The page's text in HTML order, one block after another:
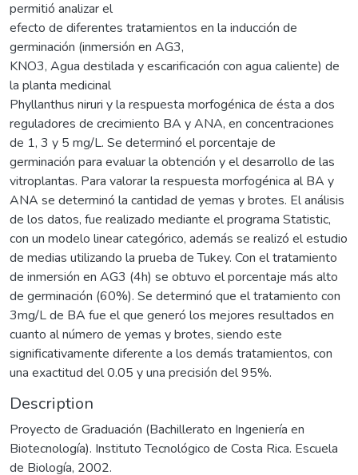
permitió analizar el
efecto de diferentes tratamientos en la inducción de
germinación (inmersión en AG3,
KNO3, Agua destilada y escarificación con agua caliente) de
la planta medicinal
Phyllanthus niruri y la respuesta morfogénica de ésta a dos
reguladores de crecimiento BA y ANA, en concentraciones
de 1, 3 y 5 mg/L. Se determinó el porcentaje de
germinación para evaluar la obtención y el desarrollo de las
vitroplantas. Para valorar la respuesta morfogénica al BA y
ANA se determinó la cantidad de yemas y brotes. El análisis
de los datos, fue realizado mediante el programa Statistic,
con un modelo linear categórico, además se realizó el estudio
de medias utilizando la prueba de Tukey. Con el tratamiento
de inmersión en AG3 (4h) se obtuvo el porcentaje más alto
de germinación (60%). Se determinó que el tratamiento con
3mg/L de BA fue el que generó los mejores resultados en
cuanto al número de yemas y brotes, siendo este
significativamente diferente a los demás tratamientos, con
una exactitud del 0.05 y una precisión del 95%.
Description
Proyecto de Graduación (Bachillerato en Ingeniería en
Biotecnología). Instituto Tecnológico de Costa Rica. Escuela
de Biología, 2002.